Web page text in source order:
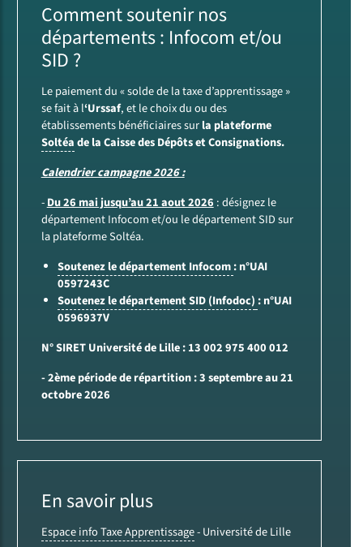
Comment soutenir nos
départements : Infocom et/ou
SID ?
Le paiement du « solde de la taxe d’apprentissage »
se fait à l‘Urssaf, et le choix du ou des
établissements bénéficiaires surla plateforme
Soltéade la Caisse des Dépôts et Consignations.
Calendrier campagne 2026 :
-Du 26 mai jusqu’au 21 aout 2026 : désignez le
département Infocom et/ou le département SID sur
la plateforme Soltéa.
Soutenez le département Infocom: n°UAI
0597243C
Soutenez le département SID (Infodoc) : n°UAI
0596937V
N° SIRET Université de Lille : 13 002 975 400 012
- 2ème période de répartition : 3 septembre au 21
octobre 2026
En savoir plus
Espace info Taxe Apprentissage- Université de Lille